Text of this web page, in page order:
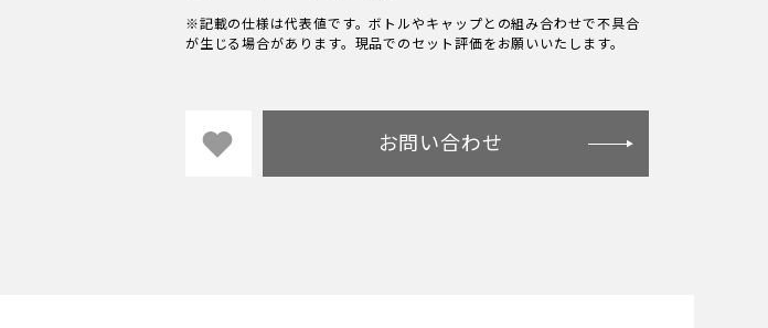
※記載の仕様は代表値です。ボトルやキャップとの組み合わせで不具合
が生じる場合があります。現品でのセット評価をお願いいたします。
お問い合わせ